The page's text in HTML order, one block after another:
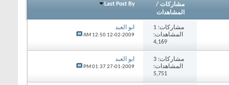
مشاركات/
المشاهدات
Last Post By
مشاركات: 1
المشاهدات:
4,169
ابو العبد
12-02-2009
12:50 AM
مشاركات: 3
المشاهدات:
5,751
ابو العبد
27-01-2009
01:37 PM